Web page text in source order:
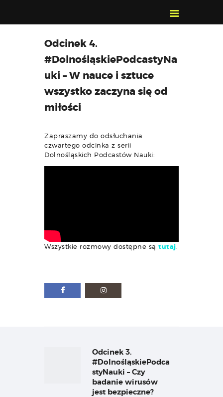
POZNAJ, POLUB,
PAMIĘTAJ!
O FESTIWALU
PROGRAM
KONTAKT
WYSZUKIWARKA
Odcinek 4.
#DolnośląskiePodcastyNa
uki – W nauce i sztuce
wszystko zaczyna się od
miłości
Zapraszamy do odsłuchania
czwartego odcinka z serii
Dolnośląskich Podcastów Nauki:
Wszystkie rozmowy dostępne są tutaj
Previous
post:
Odcinek 3.
#DolnośląskiePodca
styNauki – Czy
badanie wirusów
jest bezpieczne?